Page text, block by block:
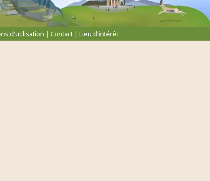
d'utilisation | Contact| Lieu d'intérêt